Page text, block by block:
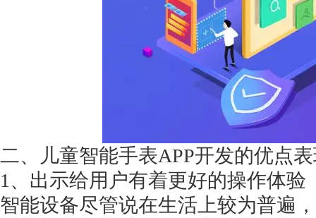
二、儿童智能手表APP开发的优点
1、出示给用户有着更好的操作体验
智能设备尽管说在生活上较为普遍
获得产品报价方案
1万个想法不如1次的方案落地